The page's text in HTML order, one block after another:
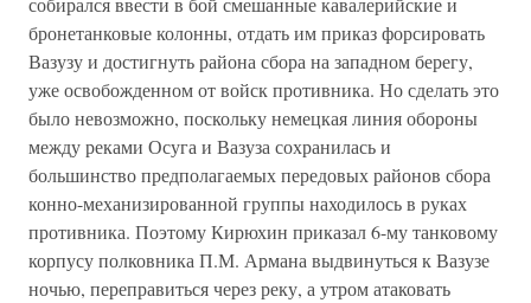
бронетанковые колонны, отдать им приказ форсировать
Вазузу и достигнуть района сбора на западном берегу,
уже освобожденном от войск противника. Но сделать это
было невозможно, поскольку немецкая линия обороны
между реками Осуга и Вазуза сохранилась и
большинство предполагаемых передовых районов сбора
конно-механизированной группы находилось в руках
противника. Поэтому Кирюхин приказал 6-му танковому
корпусу полковника П.М. Армана выдвинуться к Вазузе
ночью, переправиться через реку, а утром атаковать